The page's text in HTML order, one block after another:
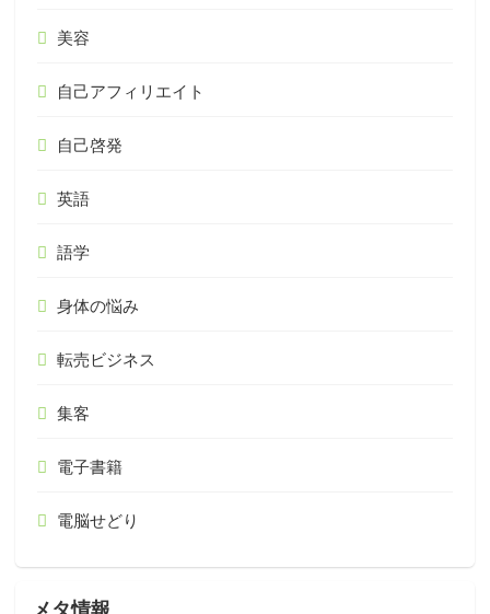
美容
自己アフィリエイト
自己啓発
英語
語学
身体の悩み
転売ビジネス
集客
電子書籍
電脳せどり
メタ情報